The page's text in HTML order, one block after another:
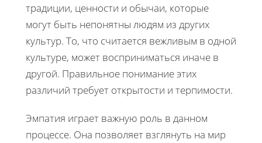
традиции, ценности и обычаи, которые
могут быть непонятны людям из других
культур. То, что считается вежливым в одной
культуре, может восприниматься иначе в
другой. Правильное понимание этих
различий требует открытости и терпимости.
Эмпатия играет важную роль в данном
процессе. Она позволяет взглянуть на мир